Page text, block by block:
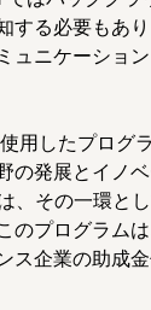
する必要もあ
ュニケーショ
用したプログ
の発展とイノ
、その一環と
のプログラム
ス企業の助成